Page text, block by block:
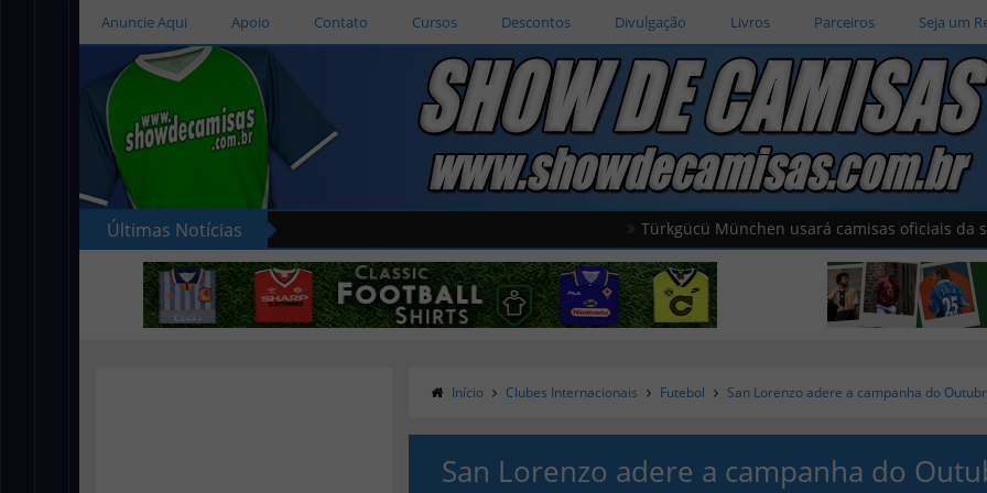
Anuncie Aqui Apoio Contato Cursos Descontos Divulgação Livros Parceiros Seja um
Últimas Notícias Türkgücü München usará camisas oficiais da seleção
Início Clubes Internacionais Futebol San Lorenzo adere a campanha do
San Lorenzo adere a campanha do